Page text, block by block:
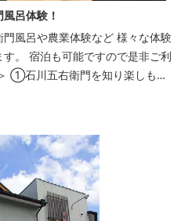
呂体験！
風呂や農業体験など 様々な体験
。 宿泊も可能ですので是非ご利
①石川五右衛門を知り楽しも
忍者修行を楽しもう！（山中